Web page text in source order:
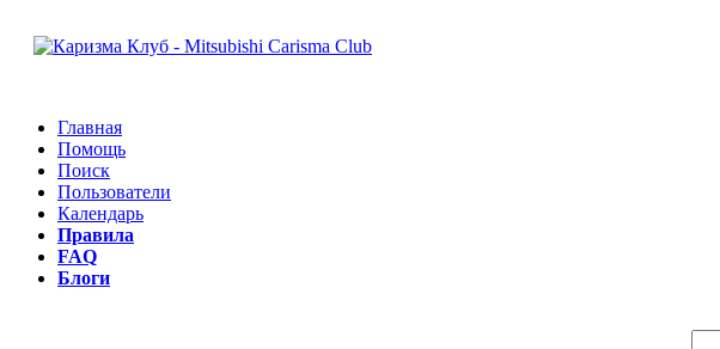
Главная
Помощь
Поиск
Пользователи
Календарь
Правила
FAQ
Блоги